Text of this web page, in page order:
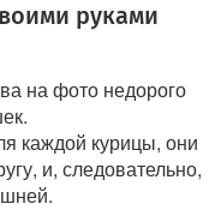
руками
на фото недорого
каждой курицы, они
и, следовательно,